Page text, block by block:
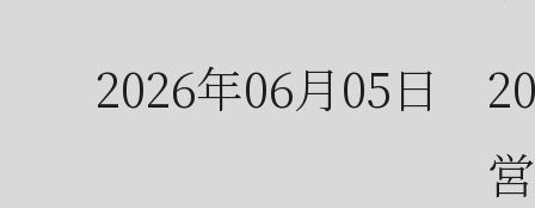
2026年06月05日